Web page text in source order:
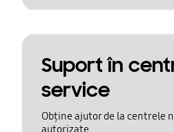
Suport în
service
Obține ajutor de la centrele
autorizate